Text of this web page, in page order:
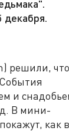
декабря.
решили, что
и
В мини-
как в